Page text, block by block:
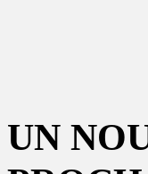
UN